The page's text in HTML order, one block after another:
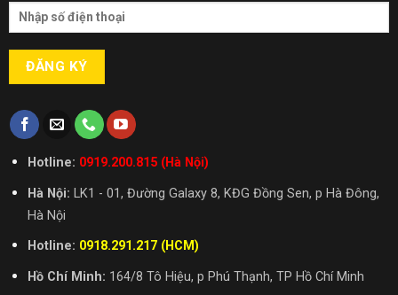
Hotline: 0919.200.815 (Hà Nội)
Hà Nội: LK1 - 01, Đường Galaxy 8, KĐG Đồng Sen, p Hà Đông,
Hà Nội
Hotline: 0918.291.217 (HCM)
Hồ Chí Minh: 164/8 Tô Hiệu, p Phú Thạnh, TP Hồ Chí Minh